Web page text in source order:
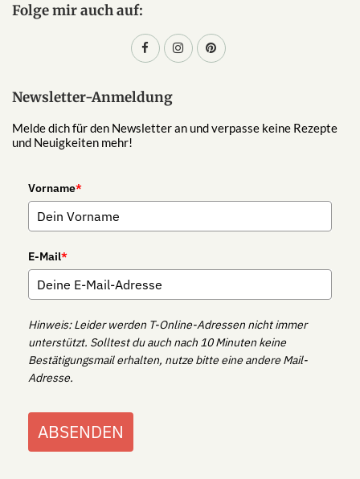
Folge mir auch auf:
Newsletter-Anmeldung
Melde dich für den Newsletter an und verpasse keine Rezepte
und Neuigkeiten mehr!
Vorname*
E-Mail*
Hinweis: Leider werden T-Online-Adressen nicht immer
unterstützt. Solltest du auch nach 10 Minuten keine
Bestätigungsmail erhalten, nutze bitte eine andere Mail-
Adresse.
ABSENDEN